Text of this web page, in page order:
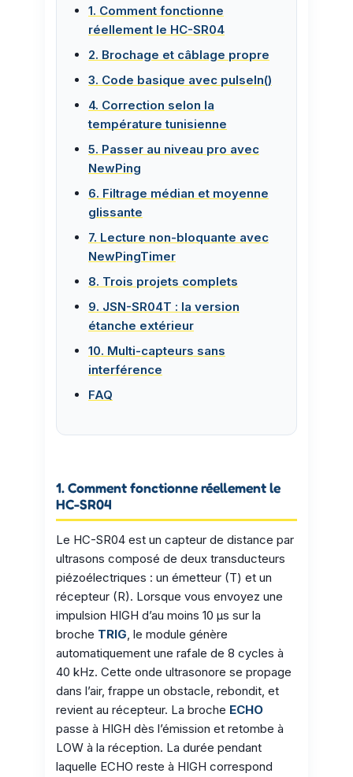
1. Comment fonctionne
réellement le HC-SR04
2. Brochage et câblage propre
3. Code basique avec pulseIn()
4. Correction selon la
température tunisienne
5. Passer au niveau pro avec
NewPing
6. Filtrage médian et moyenne
glissante
7. Lecture non-bloquante avec
NewPingTimer
8. Trois projets complets
9. JSN-SR04T : la version
étanche extérieur
10. Multi-capteurs sans
interférence
FAQ
1. Comment fonctionne réellement le
HC-SR04
Le HC-SR04 est un capteur de distance par
ultrasons composé de deux transducteurs
piézoélectriques : un émetteur (T) et un
récepteur (R). Lorsque vous envoyez une
impulsion HIGH d’au moins 10 µs sur la
broche TRIG, le module génère
automatiquement une rafale de 8 cycles à
40 kHz. Cette onde ultrasonore se propage
dans l’air, frappe un obstacle, rebondit, et
revient au récepteur. La broche ECHO
passe à HIGH dès l’émission et retombe à
LOW à la réception. La durée pendant
laquelle ECHO reste à HIGH correspond